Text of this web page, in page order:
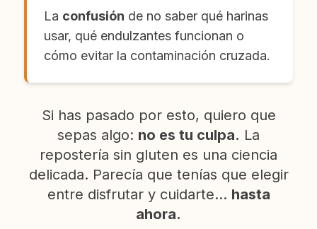
La confusión de no saber qué harinas
usar, qué endulzantes funcionan o
cómo evitar la contaminación cruzada.
Si has pasado por esto, quiero que
sepas algo: no es tu culpa. La
repostería sin gluten es una ciencia
delicada. Parecía que tenías que elegir
entre disfrutar y cuidarte... hasta
ahora.